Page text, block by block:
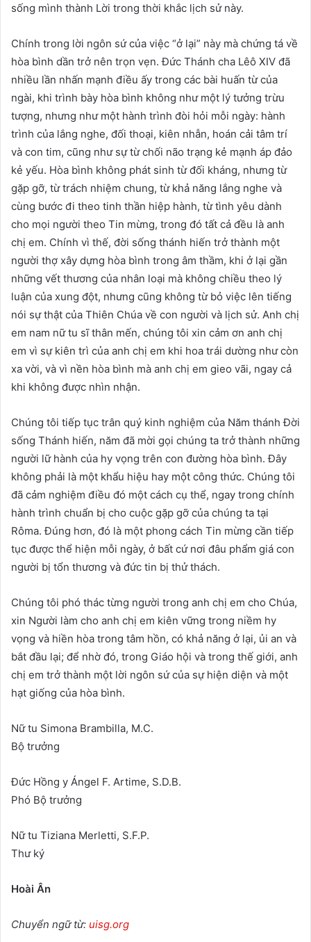
sống mình thành Lời trong thời khắc lịch sử này.
Chính trong lời ngôn sứ của việc “ở lại” này mà chứng tá về
hòa bình dần trở nên trọn vẹn. Đức Thánh cha Lêô XIV đã
nhiều lần nhấn mạnh điều ấy trong các bài huấn từ của
ngài, khi trình bày hòa bình không như một lý tưởng trừu
tượng, nhưng như một hành trình đòi hỏi mỗi ngày: hành
trình của lắng nghe, đối thoại, kiên nhẫn, hoán cải tâm trí
và con tim, cũng như sự từ chối não trạng kẻ mạnh áp đảo
kẻ yếu. Hòa bình không phát sinh từ đối kháng, nhưng từ
gặp gỡ, từ trách nhiệm chung, từ khả năng lắng nghe và
cùng bước đi theo tinh thần hiệp hành, từ tình yêu dành
cho mọi người theo Tin mừng, trong đó tất cả đều là anh
chị em. Chính vì thế, đời sống thánh hiến trở thành một
người thợ xây dựng hòa bình trong âm thầm, khi ở lại gần
những vết thương của nhân loại mà không chiều theo lý
luận của xung đột, nhưng cũng không từ bỏ việc lên tiếng
nói sự thật của Thiên Chúa về con người và lịch sử. Anh chị
em nam nữ tu sĩ thân mến, chúng tôi xin cảm ơn anh chị
em vì sự kiên trì của anh chị em khi hoa trái dường như còn
xa vời, và vì nền hòa bình mà anh chị em gieo vãi, ngay cả
khi không được nhìn nhận.
Chúng tôi tiếp tục trân quý kinh nghiệm của Năm thánh Đời
sống Thánh hiến, năm đã mời gọi chúng ta trở thành những
người lữ hành của hy vọng trên con đường hòa bình. Đây
không phải là một khẩu hiệu hay một công thức. Chúng tôi
đã cảm nghiệm điều đó một cách cụ thể, ngay trong chính
hành trình chuẩn bị cho cuộc gặp gỡ của chúng ta tại
Rôma. Đúng hơn, đó là một phong cách Tin mừng cần tiếp
tục được thể hiện mỗi ngày, ở bất cứ nơi đâu phẩm giá con
người bị tổn thương và đức tin bị thử thách.
Chúng tôi phó thác từng người trong anh chị em cho Chúa,
xin Người làm cho anh chị em kiên vững trong niềm hy
vọng và hiền hòa trong tâm hồn, có khả năng ở lại, ủi an và
bắt đầu lại; để nhờ đó, trong Giáo hội và trong thế giới, anh
chị em trở thành một lời ngôn sứ của sự hiện diện và một
hạt giống của hòa bình.
Nữ tu Simona Brambilla, M.C.
Bộ trưởng
Đức Hồng y Ángel F. Artime, S.D.B.
Phó Bộ trưởng
Nữ tu Tiziana Merletti, S.F.P.
Thư ký
Hoài Ân
Chuyển ngữ từ: uisg.org